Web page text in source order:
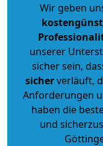
Wir geben
unserer
sicher sein,
sicherverläuft,
Anforderungen
haben die
und